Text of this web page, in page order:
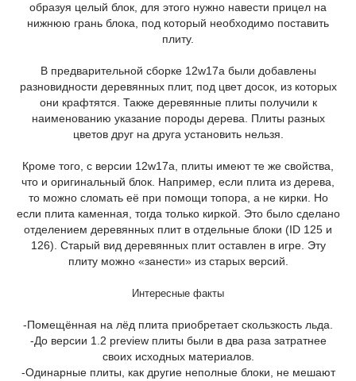
образуя целый блок, для этого нужно навести прицел на
нижнюю грань блока, под который необходимо поставить
плиту.
В предварительной сборке 12w17a были добавлены
разновидности деревянных плит, под цвет досок, из которых
они крафтятся. Также деревянные плиты получили к
наименованию указание породы дерева. Плиты разных
цветов друг на друга установить нельзя.
Кроме того, с версии 12w17a, плиты имеют те же свойства,
что и оригинальный блок. Например, если плита из дерева,
то можно сломать её при помощи топора, а не кирки. Но
если плита каменная, тогда только киркой. Это было сделано
отделением деревянных плит в отдельные блоки (ID 125 и
126). Старый вид деревянных плит оставлен в игре. Эту
плиту можно «занести» из старых версий.
Интересные факты
-Помещённая на лёд плита приобретает скользкость льда.
-До версии 1.2 preview плиты были в два раза затратнее
своих исходных материалов.
-Одинарные плиты, как другие неполные блоки, не мешают